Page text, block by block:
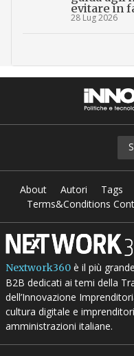
evitare in
28 Lug 2026
About Autori Tags
Terms&Conditions
Nextwork360è il più
B2B dedicati ai temi della
dell’Innovazione
cultura digitale e
amministrazioni italiane.